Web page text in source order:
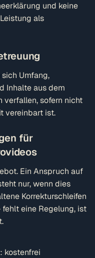
und keine
als
Umfang,
Inhalte aus dem
sofern nicht
vereinbart ist.
für
Ein Anspruch auf
nur, wenn dies
Korrekturschleifen
eine Regelung, ist
kostenfrei